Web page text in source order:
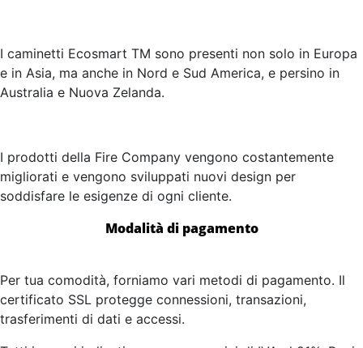
I caminetti Ecosmart TM sono presenti non solo in Europa
e in Asia, ma anche in Nord e Sud America, e persino in
Australia e Nuova Zelanda.
I prodotti della Fire Company vengono costantemente
migliorati e vengono sviluppati nuovi design per
soddisfare le esigenze di ogni cliente.
Modalità di pagamento
Per tua comodità, forniamo vari metodi di pagamento. Il
certificato SSL protegge connessioni, transazioni,
trasferimenti di dati e accessi.